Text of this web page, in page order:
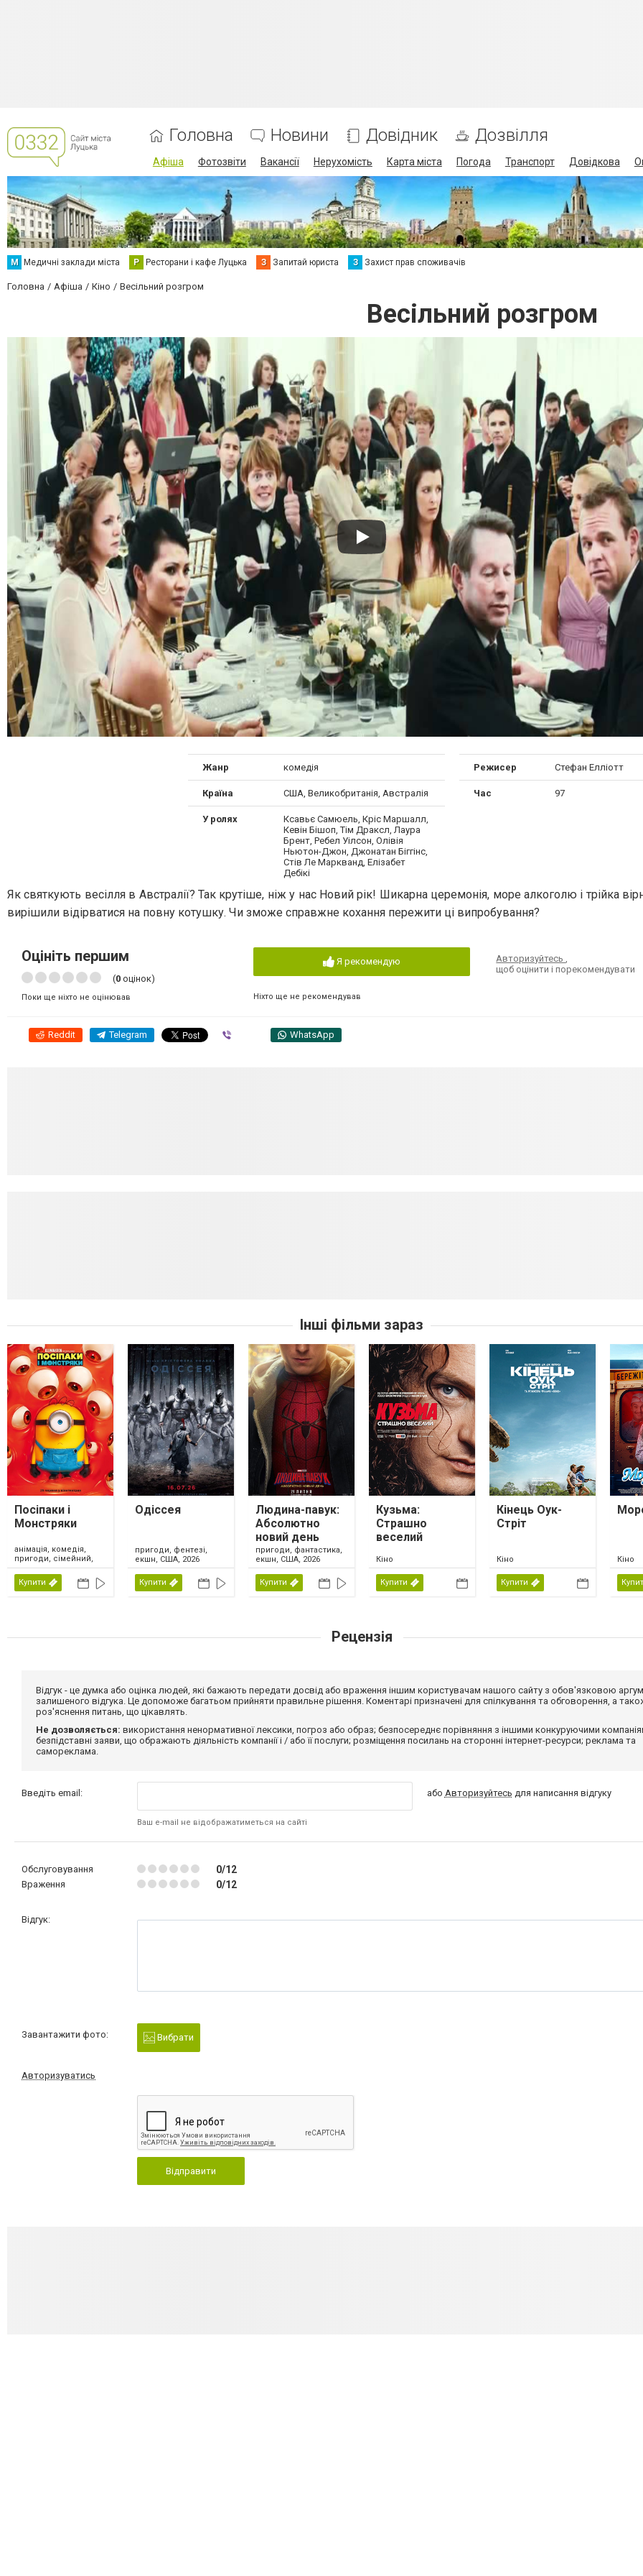
Головна Новини Довідник Дозвілля
Афіша Фотозвіти Вакансії Нерухомість Карта міста Погода Транспорт Довідкова
М Медичні заклади міста Р Ресторани і кафе Луцька З Запитай юриста З Захист прав споживачів
Головна Афіша Кіно Весільний розгром
Весільний розгром
Жанр комедія
Країна США, Великобританія, Австралія
У ролях
Ксавьє Самюель, Кріс Маршалл,
Кевін Бішоп, Тім Драксл, Лаура
Брент, Ребел Уілсон, Олівія
Ньютон-Джон, Джонатан Біггінс,
Стів Ле Маркванд, Елізабет
Дебікі
Режисер Стефан Елліотт
Час 97
Як святкують весілля в Австралії? Так крутіше, ніж у нас Новий рік! Шикарна церемонія, море алкоголю і трійка
вирішили відірватися на повну котушку. Чи зможе справжне кохання пережити ці випробування?
Оцініть першим
(0 оцінок)
Поки ще ніхто не оцінював
Я рекомендую
Ніхто ще не рекомендував
Авторизуйтесь
щоб оцінити і порекомендувати
Reddit Telegram WhatsApp
Інші фільми зараз
Посіпаки і
Монстряки
анімація, комедія,
пригоди, сімейний,
США, 2026
Купити
Одіссея
пригоди, фентезі,
екшн, США, 2026
Купити
Людина-павук:
Абсолютно
новий день
пригоди, фантастика,
екшн, США, 2026
Купити
Кузьма:
Страшно
веселий
Кіно
Купити
Кінець Оук-
Стріт
Кіно
Купити
Кіно
Рецензія
Відгук - це думка або оцінка людей, які бажають передати досвід або враження іншим користувачам нашого сайту з обов'язковою
залишеного відгука. Це допоможе багатьом прийняти правильне рішення. Коментарі призначені для спілкування та обговорення, а
роз'яснення питань, що цікавлять.
Не дозволяється: використання ненормативної лексики, погроз або образ; безпосереднє порівняння з іншими конкуруючими
безпідставні заяви, що ображають діяльність компанії і / або її послуги; розміщення посилань на сторонні інтернет-ресурси; реклама та
самореклама.
Введіть email:
Ваш e-mail не відображатиметься на сайті
або Авторизуйтесь для написання відгуку
Обслуговування 0/12
Враження 0/12
Відгук:
Завантажити фото: Вибрати
Авторизуватись
Відправити